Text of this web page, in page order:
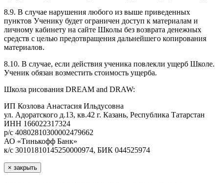
8.9. В случае нарушения любого из выше приведенных
пунктов Ученику будет ограничен доступ к материалам и
личному кабинету на сайте Школы без возврата денежных
средств с целью предотвращения дальнейшего копирования
материалов.
8.10. В случае, если действия ученика повлекли ущерб Школе.
Ученик обязан возместить стоимость ущерба.
Школа рисования DREAM and DRAW:
ИП Козлова Анастасия Ильдусовна
ул. Адоратского д.13, кв.42 г. Казань, Республика Татарстан
ИНН 166022317324
р/с 40802810300002479662
АО «Тинькофф Банк»
к/с 30101810145250000974, БИК 044525974
× закрыть